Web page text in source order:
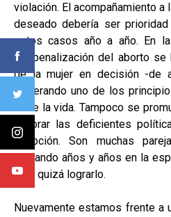
violación. El acompañamiento a
deseado debería ser
estos casos año a año. En
despenalización del aborto
de la mujer en decisión -de
vulnerando uno de los
el de la vida. Tampoco se
mejorar las deficientes
adopción. Son muchas
cruzando años y años en la
para quizá lograrlo.
Nuevamente estamos frente a